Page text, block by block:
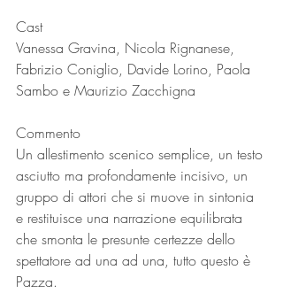
Cast
Vanessa Gravina, Nicola Rignanese,
Fabrizio Coniglio, Davide Lorino, Paola
Sambo e Maurizio Zacchigna
Commento
Un allestimento scenico semplice, un testo
asciutto ma profondamente incisivo, un
gruppo di attori che si muove in sintonia
e restituisce una narrazione equilibrata
che smonta le presunte certezze dello
spettatore ad una ad una, tutto questo è
Pazza.